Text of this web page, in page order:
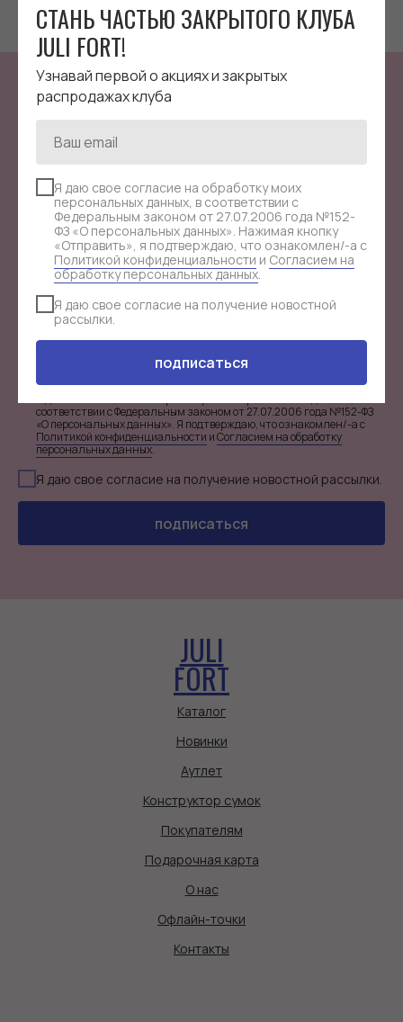
СТАНЬ ЧАСТЬЮ ЗАКРЫТОГО КЛУБА
JULI FORT!
Узнавай первой о акциях и закрытых
распродажах клуба
Я даю свое согласие на обработку моих
персональных данных, в соответствии с
Федеральным законом от 27.07.2006 года №152-
ФЗ «О персональных данных». Нажимая кнопку
«Отправить», я подтверждаю, что ознакомлен/-а с
Политикой конфиденциальности и Согласием на
обработку персональных данных.
Я даю свое согласие на получение новостной
рассылки.
подписаться
СТАНЬ ЧАСТЬЮЗАКРЫТОГО КЛУБА
JULI FORT!
Узнавай первой о акциях и закрытых распродажах
клуба.
соответствии с Федеральным законом от 27.07.2006 года №152-ФЗ
«О персональных данных». Я подтверждаю, что ознакомлен/-а с
Политикой конфиденциальности иСогласием на обработку
персональных данных.
Я даю свое согласие на получение новостной рассылки.
подписаться
Контакты
Покупателям
Подарочная карта
О нас
Офлайн-точки
Конструктор сумок
Аутлет
Новинки
Каталог
JULI
FORT